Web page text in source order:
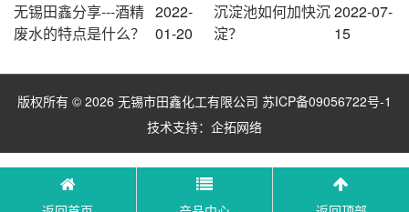
无锡田鑫分享---酒精
废水的特点是什么？
2022-
01-20
沉淀池如何加快沉
淀？
2022-07-
15
版权所有 © 2026 无锡市田鑫化工有限公司 苏ICP备09056722号-1
技术支持： 企拓网络